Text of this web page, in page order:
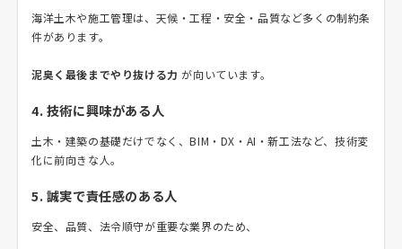
海洋土木や施工管理は、天候・工程・安全・品質など多くの制約条
件があります。
泥臭く最後までやり抜ける力 が向いています。
4. 技術に興味がある人
土木・建築の基礎だけでなく、BIM・DX・AI・新工法など、技術変
化に前向きな人。
5. 誠実で責任感のある人
安全、品質、法令順守が重要な業界のため、